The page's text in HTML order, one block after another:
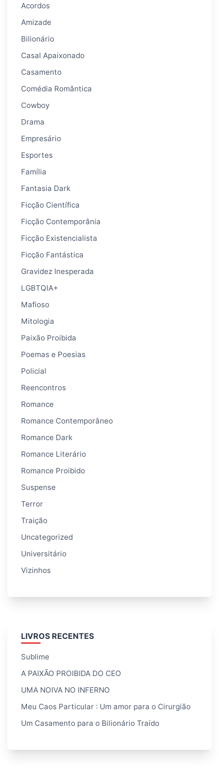
Acordos
Amizade
Bilionário
Casal Apaixonado
Casamento
Comédia Romântica
Cowboy
Drama
Empresário
Esportes
Família
Fantasia Dark
Ficção Científica
Ficção Contemporânia
Ficção Existencialista
Ficção Fantástica
Gravidez Inesperada
LGBTQIA+
Mafioso
Mitologia
Paixão Proibida
Poemas e Poesias
Policial
Reencontros
Romance
Romance Contemporâneo
Romance Dark
Romance Literário
Romance Proibido
Suspense
Terror
Traição
Uncategorized
Universitário
Vizinhos
LIVROS RECENTES
Sublime
A PAIXÃO PROIBIDA DO CEO
UMA NOIVA NO INFERNO
Meu Caos Particular : Um amor para o Cirurgião
Um Casamento para o Bilionário Traído